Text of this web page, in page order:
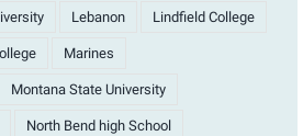
Lebanon Lindfield College
Marines
Montana State University
North Bend high School